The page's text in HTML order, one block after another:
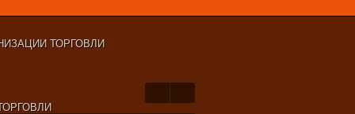
ТОРГОВЛИ